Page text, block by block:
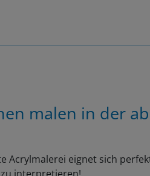
malen in der
Acrylmalerei eignet sich
zu interpretieren!